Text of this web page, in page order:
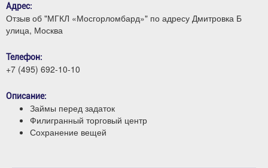
Адрес:
Отзыв об "МГКЛ «Мосгорломбард»" по адресу Дмитровка Б
улица, Москва
Телефон:
+7 (495) 692-10-10
Описание:
Займы перед задаток
Филигранный торговый центр
Сохранение вещей